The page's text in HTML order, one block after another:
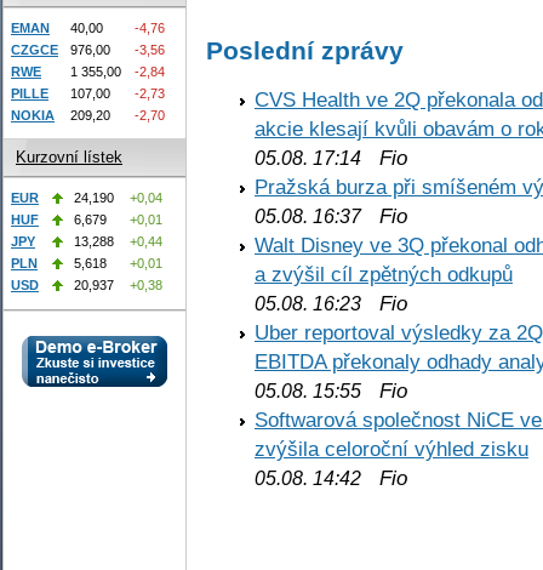
Poslední zprávy
CVS Health ve 2Q překonala
akcie klesají kvůli obavám o
05.08. 17:14 Fio
Pražská burza při smíšeném
05.08. 16:37Fio
Walt Disney ve 3Q překonal
a zvýšil cíl zpětných odkupů
05.08. 16:23 Fio
Uber reportoval výsledky za
EBITDA překonaly odhady
05.08. 15:55 Fio
Softwarová společnost NiCE
zvýšila celoroční výhled zisku
05.08. 14:42 Fio
EMAN 40,00
-4,76
CZGCE
976,00
-3,56
RWE
1 355,00
-2,84
PILLE
107,00
-2,73
NOKIA
209,20 -2,70
Kurzovní lístek
EUR 24,190
+0,04
HUF
6,679
+0,01
JPY
13,288
+0,44
PLN
5,618
+0,01
USD
20,937 +0,38